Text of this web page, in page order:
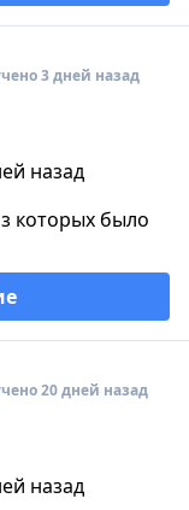
3 дней назад
назад
которых было
20 дней назад
назад